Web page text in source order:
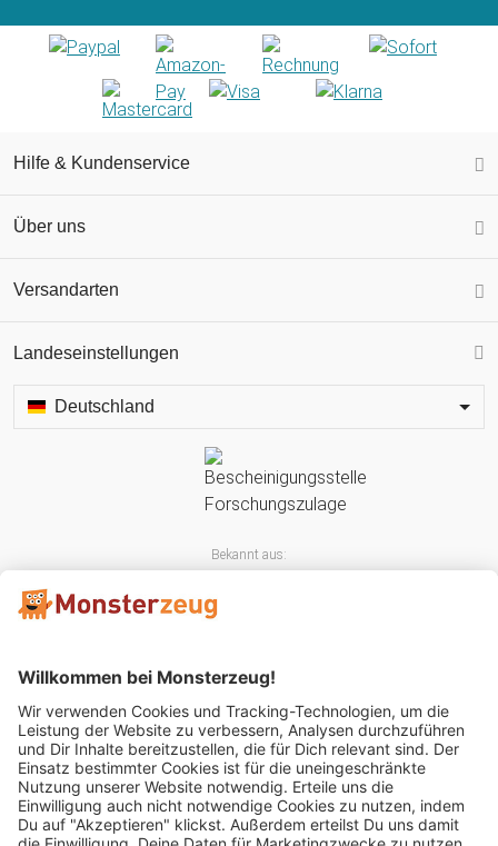
Hilfe & Kundenservice
Über uns
Versandarten
Landeseinstellungen
Deutschland
Bekannt aus:
Mitglied im: